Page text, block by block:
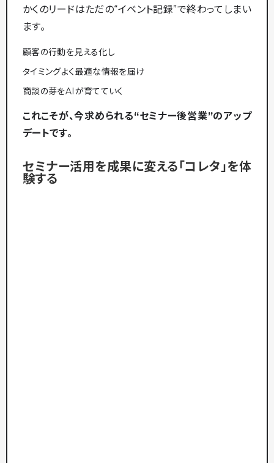
かくのリードはただの“イベント記録”で終わってしまい
ます。
顧客の行動を見える化し
タイミングよく最適な情報を届け
商談の芽をAIが育てていく
これこそが、今求められる“セミナー後営業”のアップ
デートです。
セミナー活用を成果に変える「コレタ」を体
験する